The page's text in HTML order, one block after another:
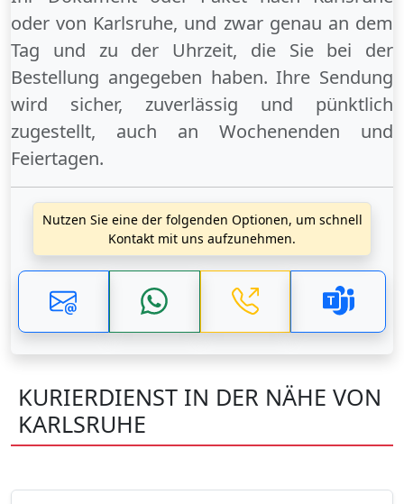
odervon Karlsruhe, und zwar genau an dem
Tag und zu der Uhrzeit, die Sie bei der
Bestellung angegeben haben. Ihre Sendung
wird sicher, zuverlässig und pünktlich
zugestellt, auch an Wochenenden und
Feiertagen.
Nutzen Sie eine der folgenden Optionen, um schnell
Kontakt mit uns aufzunehmen.
KURIERDIENST IN DER NÄHE VON
KARLSRUHE